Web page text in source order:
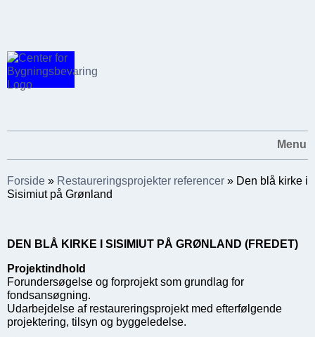
Menu
Forside » Restaureringsprojekter referencer » Den blå kirke i
Sisimiut på Grønland
DEN BLÅ KIRKE I SISIMIUT PÅ GRØNLAND (FREDET)
Projektindhold
Forundersøgelse og forprojekt som grundlag for
fondsansøgning.
Udarbejdelse af restaureringsprojekt med efterfølgende
projektering, tilsyn og byggeledelse.